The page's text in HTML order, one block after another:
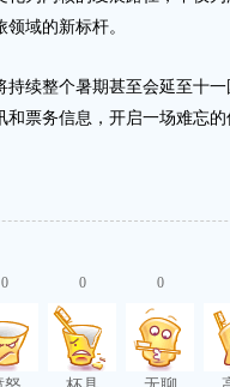
域的新标杆。
续整个暑期甚至会延至十一
票务信息，开启一场难忘的
0 0 0